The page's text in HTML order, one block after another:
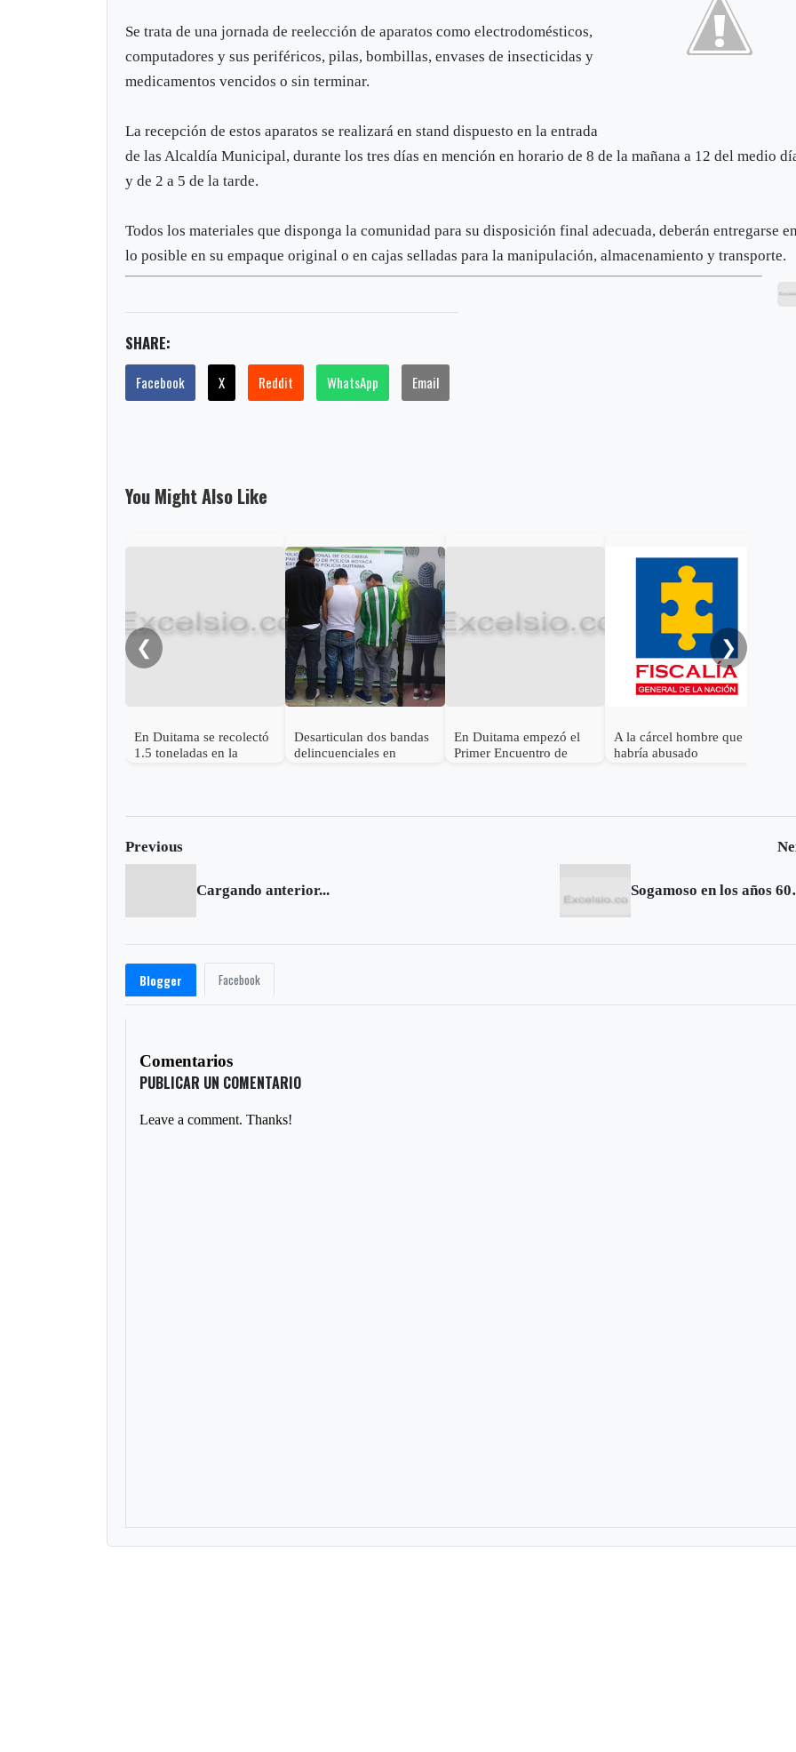
Se trata de una jornada de reelección de aparatos como electrodomésticos,
computadores y sus periféricos, pilas, bombillas, envases de insecticidas y
medicamentos vencidos o sin terminar.
La recepción de estos aparatos se realizará en stand dispuesto en la entrada
de las Alcaldía Municipal, durante los tres días en mención en horario de 8 de la mañana a 12 del medio
y de 2 a 5 de la tarde.
Todos los materiales que disponga la comunidad para su disposición final adecuada, deberán entregarse
lo posible en su empaque original o en cajas selladas para la manipulación, almacenamiento y transporte.
SHARE:
Facebook X Reddit WhatsApp Email
You Might Also Like
❮
En Duitama se recolectó
1.5 toneladas en la
Desarticulan dos bandas
delincuenciales en
En Duitama empezó el
Primer Encuentro de
A la cárcel hombre que
habría abusado
❯
Previous
Cargando anterior...
Blogger Facebook
Comentarios
PUBLICAR UN COMENTARIO
Leave a comment. Thanks!